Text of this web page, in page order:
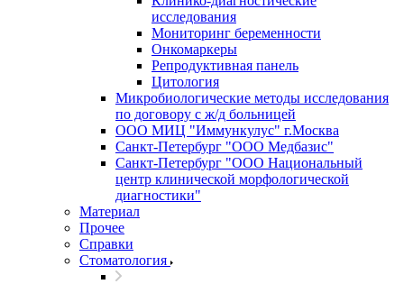
исследования
Мониторинг беременности
Онкомаркеры
Репродуктивная панель
Цитология
Микробиологические методы исследования
по договору с ж/д больницей
ООО МИЦ "Иммункулус" г.Москва
Санкт-Петербург "ООО Медбазис"
Санкт-Петербург "ООО Национальный
центр клинической морфологической
диагностики"
Материал
Прочее
Справки
Стоматология